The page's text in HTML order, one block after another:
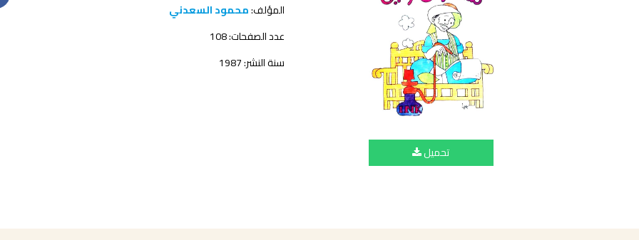
تحميل
المؤلف:محمود السعدني
عدد الصفحات: 108
سنة النشر: 1987